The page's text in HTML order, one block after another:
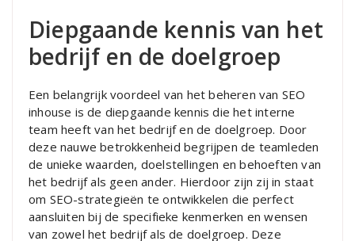
Diepgaande kennis van het
bedrijf en de doelgroep
Een belangrijk voordeel van het beheren van SEO
inhouse is de diepgaande kennis die het interne
team heeft van het bedrijf en de doelgroep. Door
deze nauwe betrokkenheid begrijpen de teamleden
de unieke waarden, doelstellingen en behoeften van
het bedrijf als geen ander. Hierdoor zijn zij in staat
om SEO-strategieën te ontwikkelen die perfect
aansluiten bij de specifieke kenmerken en wensen
van zowel het bedrijf als de doelgroep. Deze